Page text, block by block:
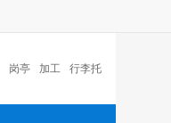
岗亭 加工 行李托